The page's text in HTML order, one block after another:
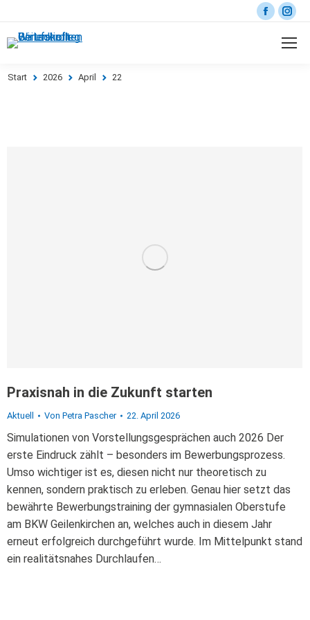
Sie befinden sich hier:
Start 2026 April 22
Praxisnah in die Zukunft starten
Aktuell Von Petra Pascher 22. April 2026
Simulationen von Vorstellungsgesprächen auch 2026 Der
erste Eindruck zählt – besonders im Bewerbungsprozess.
Umso wichtiger ist es, diesen nicht nur theoretisch zu
kennen, sondern praktisch zu erleben. Genau hier setzt das
bewährte Bewerbungstraining der gymnasialen Oberstufe
am BKW Geilenkirchen an, welches auch in diesem Jahr
erneut erfolgreich durchgeführt wurde. Im Mittelpunkt stand
ein realitätsnahes Durchlaufen…